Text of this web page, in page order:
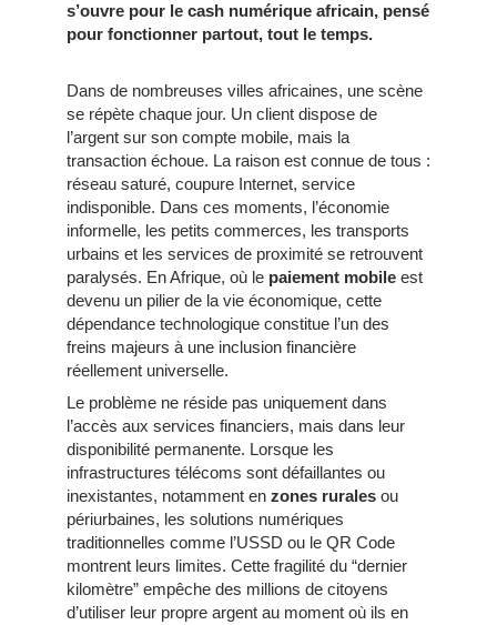
s’ouvre pour le cash numérique africain, pensé
pour fonctionner partout, tout le temps.
Dans de nombreuses villes africaines, une scène
se répète chaque jour. Un client dispose de
l’argent sur son compte mobile, mais la
transaction échoue. La raison est connue de tous :
réseau saturé, coupure Internet, service
indisponible. Dans ces moments, l’économie
informelle, les petits commerces, les transports
urbains et les services de proximité se retrouvent
paralysés. En Afrique, où le paiement mobile est
devenu un pilier de la vie économique, cette
dépendance technologique constitue l’un des
freins majeurs à une inclusion financière
réellement universelle.
Le problème ne réside pas uniquement dans
l’accès aux services financiers, mais dans leur
disponibilité permanente. Lorsque les
infrastructures télécoms sont défaillantes ou
inexistantes, notamment en zones rurales ou
périurbaines, les solutions numériques
traditionnelles comme l’USSD ou le QR Code
montrent leurs limites. Cette fragilité du “dernier
kilomètre” empêche des millions de citoyens
d’utiliser leur propre argent au moment où ils en